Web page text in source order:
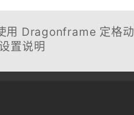
用 Dragonframe 定格动
置说明